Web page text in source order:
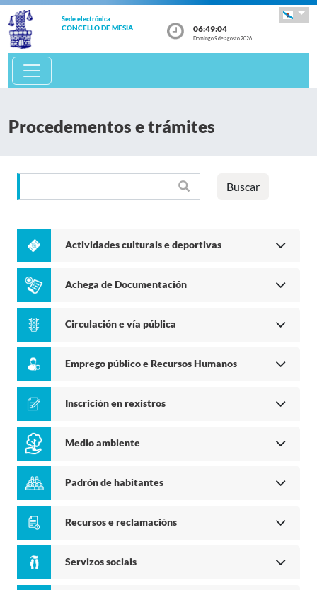
Sede electrónica
CONCELLO DE MESÍA 06:49:04
Domingo 9 de agosto 2026
Procedementos e trámites
Buscar
Actividades culturais e deportivas
Achega de Documentación
Circulación e vía pública
Emprego público e Recursos Humanos
Inscrición en rexistros
Medio ambiente
Padrón de habitantes
Recursos e reclamacións
Servizos sociais